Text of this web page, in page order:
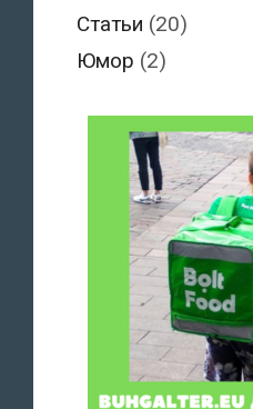
Статьи (20)
Юмор (2)